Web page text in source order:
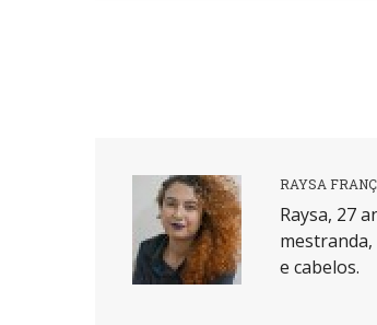
RAYSA
Raysa, 27
e cabelos.